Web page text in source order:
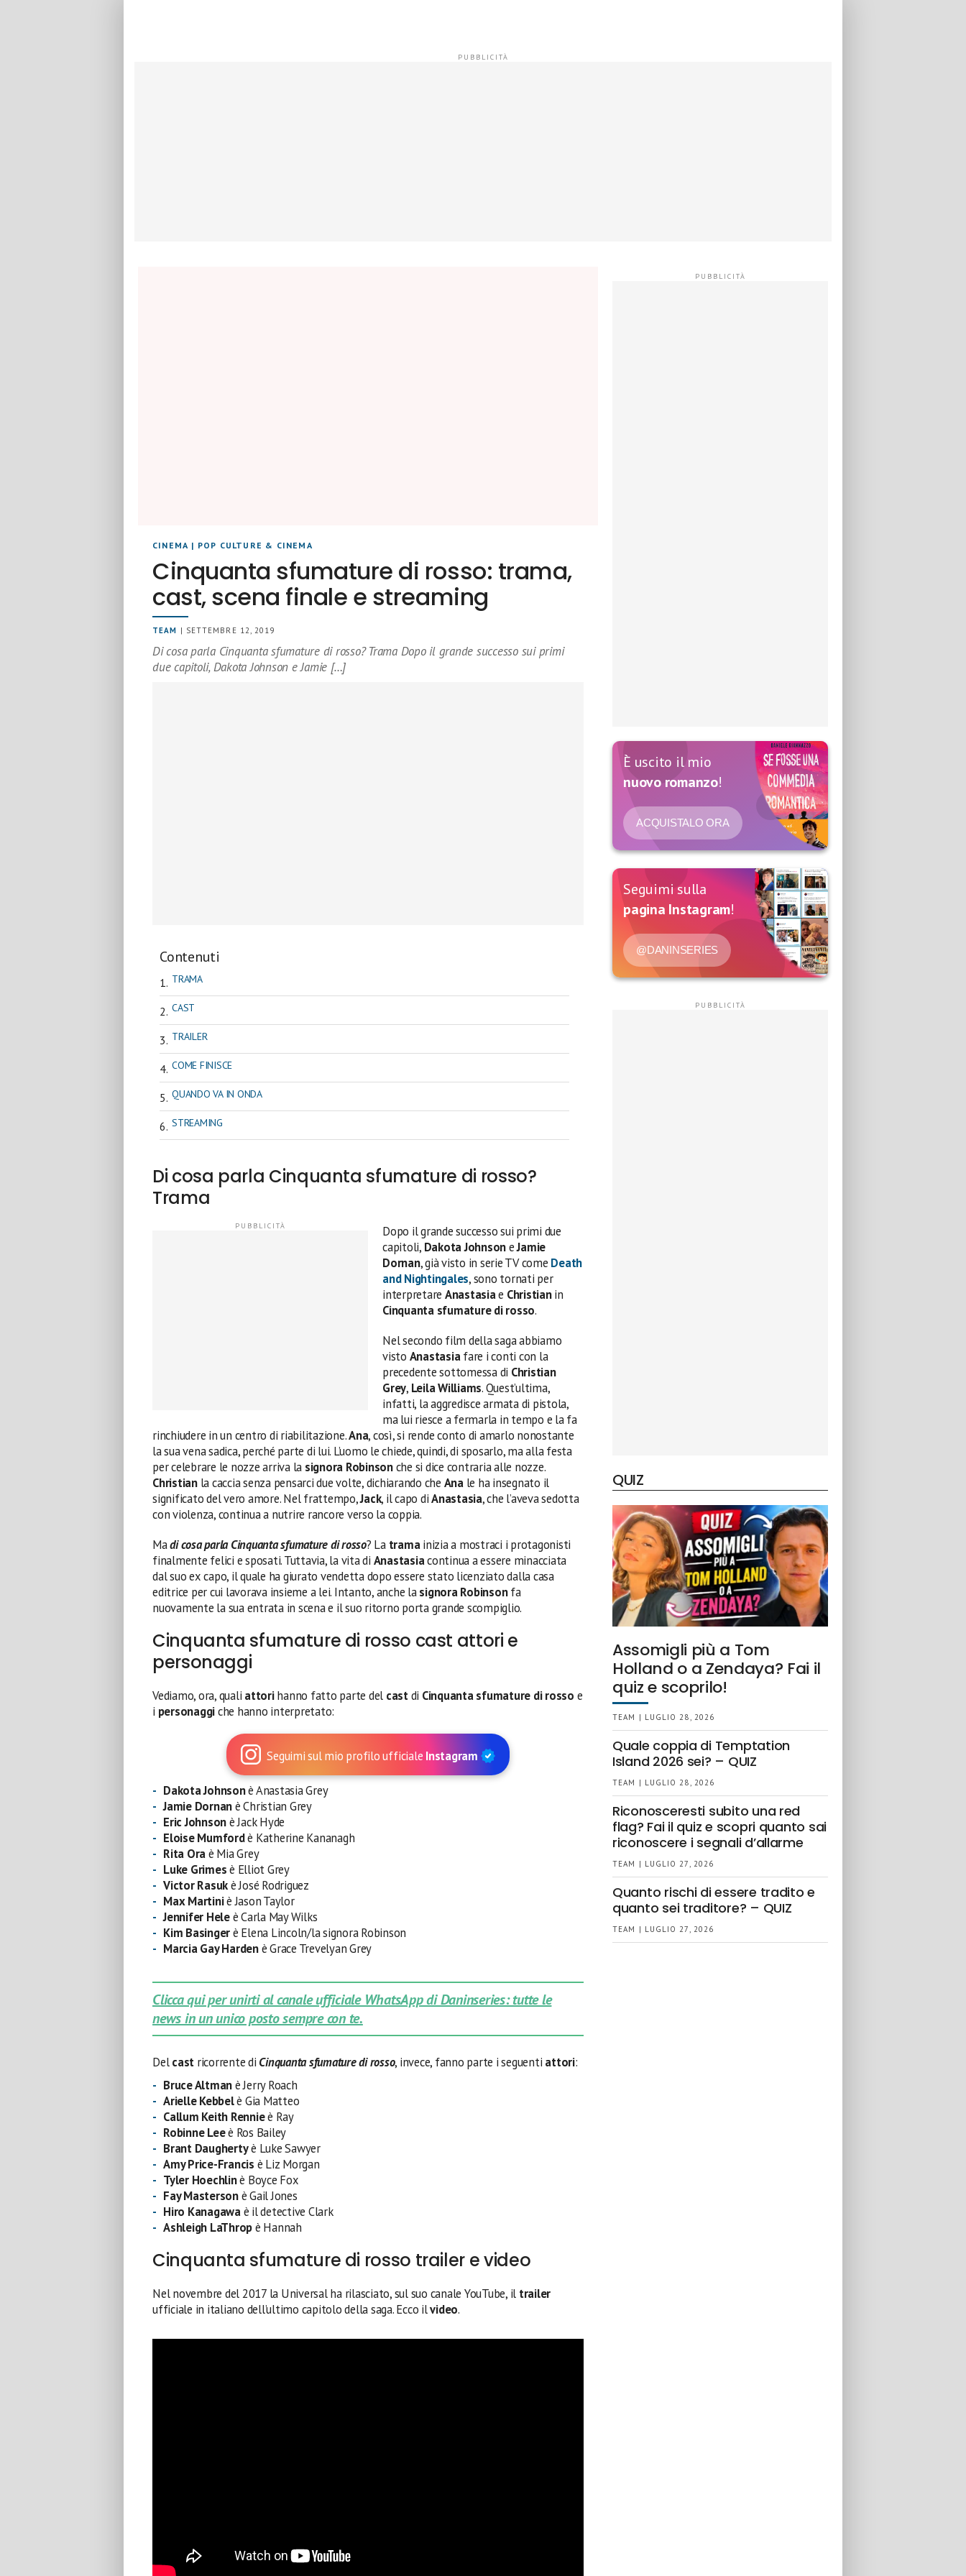
CINEMA | POP CULTURE & CINEMA
Cinquanta sfumature di rosso: trama,
cast, scena finale e streaming
TEAM | SETTEMBRE 12, 2019
Di cosa parla Cinquanta sfumature di rosso? Trama Dopo il grande successo sui primi
due capitoli, Dakota Johnson e Jamie […]
Contenuti
TRAMA
CAST
TRAILER
COME FINISCE
QUANDO VA IN ONDA
STREAMING
Di cosa parla Cinquanta sfumature di rosso?
Trama
Dopo il grande successo sui primi due
capitoli, Dakota JohnsoneJamie
Dornan, già visto in serie TV come Death
and Nightingales, sono tornati per
interpretare Anastasiae Christianin
Cinquanta sfumature di rosso.
Nel secondo film della saga abbiamo
visto Anastasiafare i conti con la
precedente sottomessa di Christian
Grey, Leila Williams. Quest’ultima,
infatti, la aggredisce armata di pistola,
ma lui riesce a fermarla in tempo e la fa
rinchiudere in un centro di riabilitazione.Ana, così, si rende conto di amarlo nonostante
la sua vena sadica, perché parte di lui. L’uomo le chiede, quindi, di sposarlo, ma alla festa
per celebrare le nozze arriva la signora Robinsonche si dice contraria alle nozze.
Christianla caccia senza pensarci due volte, dichiarando che Anale ha insegnato il
significato del vero amore. Nel frattempo,Jack, il capo diAnastasia, che l’aveva sedotta
con violenza, continua a nutrire rancore verso la coppia.
Madi cosa parla Cinquanta sfumature di rosso? La tramainizia a mostraci i protagonisti
finalmente felici e sposati. Tuttavia, la vita di Anastasiacontinua a essere minacciata
dal suo ex capo, il quale ha giurato vendetta dopo essere stato licenziato dalla casa
editrice per cui lavorava insieme a lei. Intanto, anche lasignora Robinsonfa
nuovamente la sua entrata in scena e il suo ritorno porta grande scompiglio.
Cinquanta sfumature di rosso cast attori e
personaggi
Vediamo, ora, quali attorihanno fatto parte del castdi Cinquanta sfumature di rosso e
i personaggiche hanno interpretato:
Seguimi sul mio profilo ufficiale Instagram
Dakota Johnsonè Anastasia Grey
Jamie Dornanè Christian Grey
Eric Johnsonè Jack Hyde
Eloise Mumfordè Katherine Kananagh
Rita Oraè Mia Grey
Luke Grimesè Elliot Grey
Victor Rasukè José Rodriguez
Max Martiniè Jason Taylor
Jennifer Heleè Carla May Wilks
Kim Basingerè Elena Lincoln/la signora Robinson
Marcia Gay Hardenè Grace Trevelyan Grey
Clicca qui per unirti al canale ufficiale WhatsApp di Daninseries: tutte le
news in un unico posto sempre con te.
Delcast ricorrente di Cinquanta sfumature di rosso, invece, fanno parte i seguenti attori:
Bruce Altmanè Jerry Roach
Arielle Kebbelè Gia Matteo
Callum Keith Rennieè Ray
Robinne Leeè Ros Bailey
Brant Daughertyè Luke Sawyer
Amy Price-Francis è Liz Morgan
Tyler Hoechlinè Boyce Fox
Fay Mastersonè Gail Jones
Hiro Kanagawaè il detective Clark
Ashleigh LaThropè Hannah
Cinquanta sfumature di rosso trailer e video
Nel novembre del 2017 la Universal ha rilasciato, sul suo canale YouTube, il trailer
ufficiale in italiano dell’ultimo capitolo della saga. Ecco ilvideo.
È uscito il mio
nuovo romanzo!
ACQUISTALO ORA
Seguimi sulla
pagina Instagram!
@DANINSERIES
QUIZ
Assomigli più a Tom
Holland o a Zendaya? Fai il
quiz e scoprilo!
TEAM | LUGLIO 28, 2026
Quale coppia di Temptation
Island 2026 sei? – QUIZ
TEAM | LUGLIO 28, 2026
Riconosceresti subito una red
flag? Fai il quiz e scopri quanto sai
riconoscere i segnali d’allarme
TEAM | LUGLIO 27, 2026
Quanto rischi di essere tradito e
quanto sei traditore? – QUIZ
TEAM | LUGLIO 27, 2026